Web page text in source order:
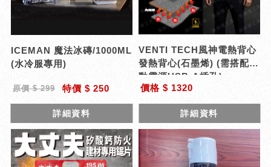
ICEMAN 魔法冰磚/1000ML
(水冷服專用)
原價 $ 299 特價 $ 250
詳細資料
VENTI TECH風神電熱背心
發熱背心(石墨烯) (需搭配行
動電源USB-A插孔)
價格 $ 1320
詳細資料